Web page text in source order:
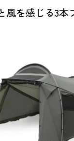
を感じる3本